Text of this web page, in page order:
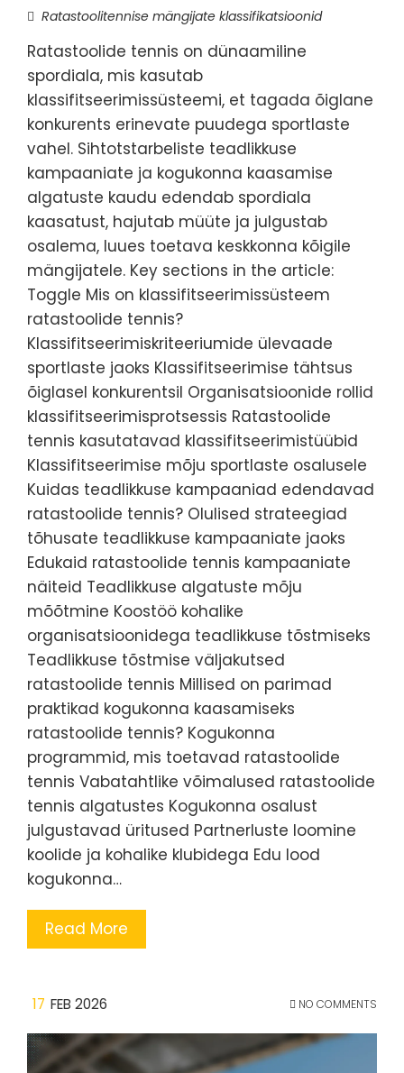
Ratastoolitennise mängijate klassifikatsioonid
Ratastoolide tennis on dünaamiline
spordiala, mis kasutab
klassifitseerimissüsteemi, et tagada õiglane
konkurents erinevate puudega sportlaste
vahel. Sihtotstarbeliste teadlikkuse
kampaaniate ja kogukonna kaasamise
algatuste kaudu edendab spordiala
kaasatust, hajutab müüte ja julgustab
osalema, luues toetava keskkonna kõigile
mängijatele. Key sections in the article:
Toggle Mis on klassifitseerimissüsteem
ratastoolide tennis?
Klassifitseerimiskriteeriumide ülevaade
sportlaste jaoks Klassifitseerimise tähtsus
õiglasel konkurentsil Organisatsioonide rollid
klassifitseerimisprotsessis Ratastoolide
tennis kasutatavad klassifitseerimistüübid
Klassifitseerimise mõju sportlaste osalusele
Kuidas teadlikkuse kampaaniad edendavad
ratastoolide tennis? Olulised strateegiad
tõhusate teadlikkuse kampaaniate jaoks
Edukaid ratastoolide tennis kampaaniate
näiteid Teadlikkuse algatuste mõju
mõõtmine Koostöö kohalike
organisatsioonidega teadlikkuse tõstmiseks
Teadlikkuse tõstmise väljakutsed
ratastoolide tennis Millised on parimad
praktikad kogukonna kaasamiseks
ratastoolide tennis? Kogukonna
programmid, mis toetavad ratastoolide
tennis Vabatahtlike võimalused ratastoolide
tennis algatustes Kogukonna osalust
julgustavad üritused Partnerluste loomine
koolide ja kohalike klubidega Edu lood
kogukonna…
Read More
17 FEB 2026 NO COMMENTS